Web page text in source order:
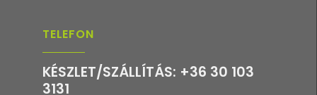
TELEFON
KÉSZLET/SZÁLLÍTÁS: +36 30 103
3131